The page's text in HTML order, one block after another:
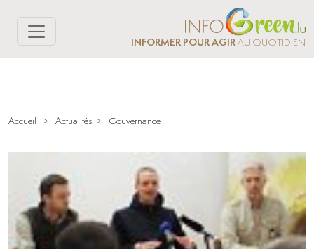
INFORMER POUR AGIRAU QUOTIDIEN
Accueil > Actualités > Gouvernance